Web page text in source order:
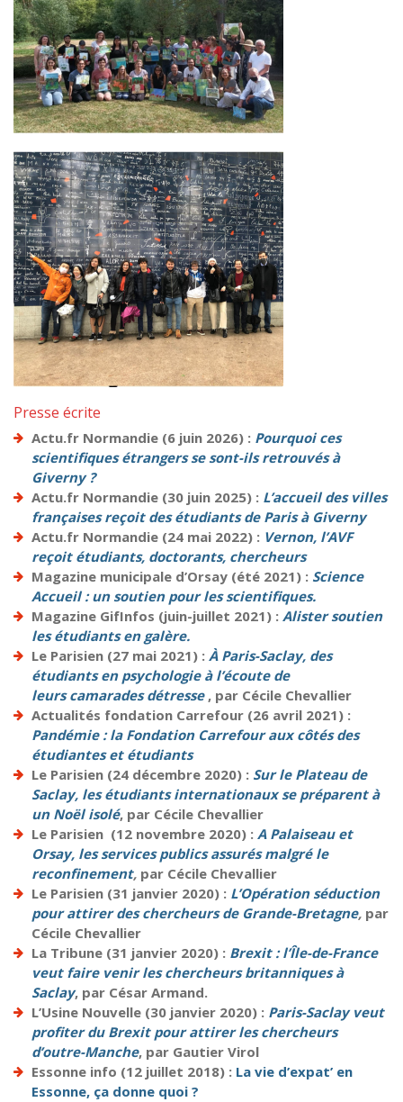
Presse écrite
Actu.fr Normandie (6 juin 2026) : Pourquoi ces
scientifiques étrangers se sont-ils retrouvés à
Giverny ?
Actu.fr Normandie (30 juin 2025) : L’accueil des villes
françaises reçoit des étudiants de Paris à Giverny
Actu.fr Normandie (24 mai 2022) : Vernon, l’AVF
reçoit étudiants, doctorants, chercheurs
Magazine municipale d’Orsay (été 2021) : Science
Accueil : un soutien pour les scientifiques.
Magazine GifInfos (juin-juillet 2021) : Alister soutien
les étudiants en galère.
Le Parisien (27 mai 2021) : À Paris-Saclay, des
étudiants en psychologie à l’écoute de
leurs camarades détresse , par Cécile Chevallier
Actualités fondation Carrefour (26 avril 2021) :
Pandémie : la Fondation Carrefour aux côtés des
étudiantes et étudiants
Le Parisien (24 décembre 2020) : Sur le Plateau de
Saclay, les étudiants internationaux se préparent à
un Noël isolé, par Cécile Chevallier
Le Parisien (12 novembre 2020) : A Palaiseau et
Orsay, les services publics assurés malgré le
reconfinement, par Cécile Chevallier
Le Parisien (31 janvier 2020) : L’Opération séduction
pour attirer des chercheurs de Grande-Bretagne, par
Cécile Chevallier
La Tribune (31 janvier 2020) : Brexit : l’Île-de-France
veut faire venir les chercheurs britanniques à
Saclay, par César Armand.
L’Usine Nouvelle (30 janvier 2020) : Paris-Saclay veut
profiter du Brexit pour attirer les chercheurs
d’outre-Manche, par Gautier Virol
Essonne info (12 juillet 2018) : La vie d’expat’ en
Essonne, ça donne quoi ?